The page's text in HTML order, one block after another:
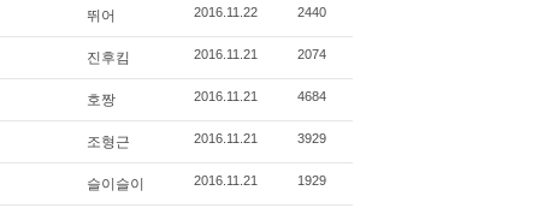
뛰어 2016.11.22 2440
진후킴 2016.11.21 2074
호짱 2016.11.21 4684
조형근 2016.11.21 3929
슬이슬이 2016.11.21 1929